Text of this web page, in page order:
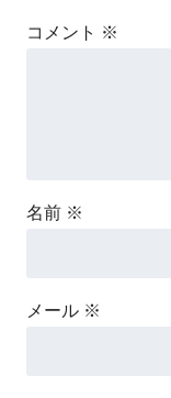
コメント ※
名前 ※
メール ※